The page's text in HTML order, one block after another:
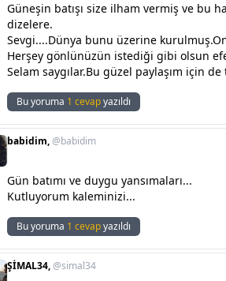
Güneşin batışı size ilham vermiş ve bu
dizelere.
Sevgi....Dünya bunu üzerine
Herşey gönlünüzün istediği gibi olsun
Selam saygılar.Bu güzel paylaşım için de
Bu yoruma 1 cevapyazıldı
babidim,@babidim
Gün batımı ve duygu yansımaları...
Kutluyorum kaleminizi...
Bu yoruma 1 cevapyazıldı
ŞİMAL34,@simal34